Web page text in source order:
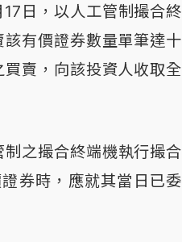
日，以人工管制撮合終
有價證券數量單筆達十
賣，向該投資人收取全
之撮合終端機執行撮合
券時，應就其當日已委